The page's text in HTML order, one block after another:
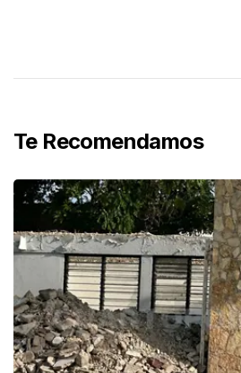
Te Recomendamos